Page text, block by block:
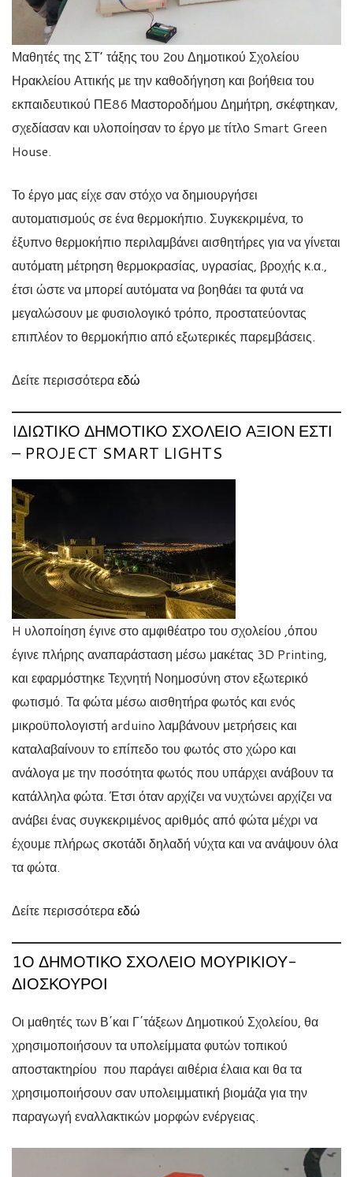
Μαθητές της ΣΤ’ τάξης του 2ου Δημοτικού Σχολείου
Ηρακλείου Αττικής με την καθοδήγηση και βοήθεια του
εκπαιδευτικού ΠΕ86 Μαστοροδήμου Δημήτρη, σκέφτηκαν,
σχεδίασαν και υλοποίησαν το έργο με τίτλο Smart Green
House.
Το έργο μας είχε σαν στόχο να δημιουργήσει
αυτοματισμούς σε ένα θερμοκήπιο. Συγκεκριμένα, το
έξυπνο θερμοκήπιο περιλαμβάνει αισθητήρες για να γίνεται
αυτόματη μέτρηση θερμοκρασίας, υγρασίας, βροχής κ.α.,
έτσι ώστε να μπορεί αυτόματα να βοηθάει τα φυτά να
μεγαλώσουν με φυσιολογικό τρόπο, προστατεύοντας
επιπλέον το θερμοκήπιο από εξωτερικές παρεμβάσεις.
Δείτε περισσότεραεδώ
IΔΙΩΤΙΚΌ ΔΗΜΟΤΙΚΌ ΣΧΟΛΕΊΟ ΆΞΙΟΝ ΕΣΤΊ
– PROJECT SMART LIGHTS
H υλοποίηση έγινε στο αμφιθέατρο του σχολείου ,όπου
έγινε πλήρης αναπαράσταση μέσω μακέτας 3D Printing,
και εφαρμόστηκε Τεχνητή Νοημοσύνη στον εξωτερικό
φωτισμό. Τα φώτα μέσω αισθητήρα φωτός και ενός
μικροϋπολογιστή arduino λαμβάνουν μετρήσεις και
καταλαβαίνουν το επίπεδο του φωτός στο χώρο και
ανάλογα με την ποσότητα φωτός που υπάρχει ανάβουν τα
κατάλληλα φώτα. Έτσι όταν αρχίζει να νυχτώνει αρχίζει να
ανάβει ένας συγκεκριμένος αριθμός από φώτα μέχρι να
έχουμε πλήρως σκοτάδι δηλαδή νύχτα και να ανάψουν όλα
τα φώτα.
Δείτε περισσότεραεδώ
1Ο ΔΗΜΟΤΙΚΌ ΣΧΟΛΕΊΟ ΜΟΥΡΙΚΊΟΥ-
ΔΙΟΣΚΟΥΡΟΙ
Οι μαθητές των Β΄και Γ΄τάξεων Δημοτικού Σχολείου, θα
χρησιμοποιήσουν τα υπολείμματα φυτών τοπικού
αποστακτηρίου που παράγει αιθέρια έλαια και θα τα
χρησιμοποιήσουν σαν υπολειμματική βιομάζα για την
παραγωγή εναλλακτικών μορφών ενέργειας.